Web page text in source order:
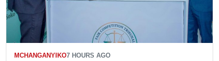
MCHANGANYIKO7 HOURS AGO